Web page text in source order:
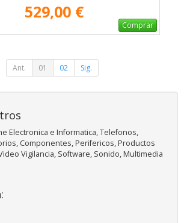
529,00 €
Comprar
Ant. 01 02 Sig.
Electronica e Informatica, Telefonos,
Componentes, Perifericos, Productos
Vigilancia, Software, Sonido, Multimedia